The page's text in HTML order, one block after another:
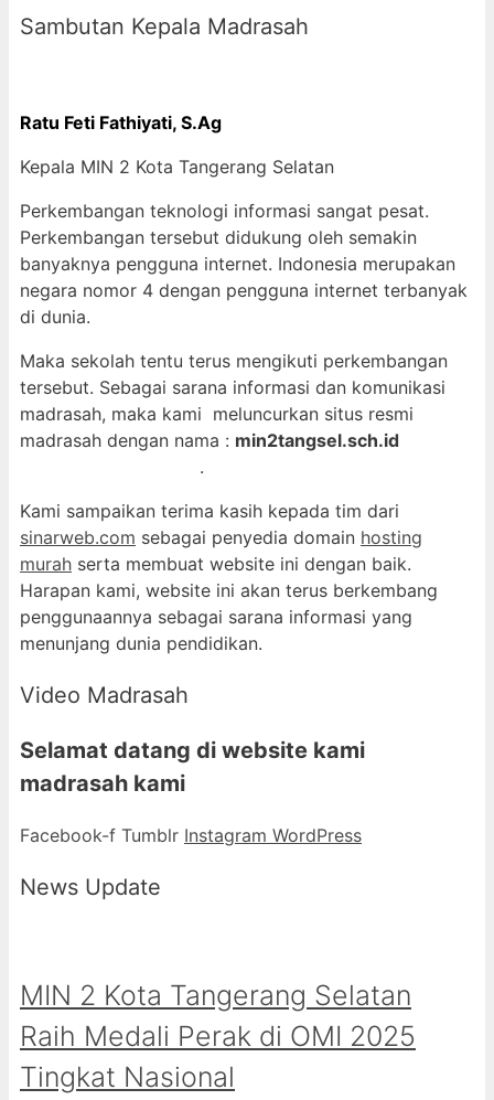
Sambutan Kepala Madrasah
Ratu Feti Fathiyati, S.Ag
Kepala MIN 2 Kota Tangerang Selatan
Perkembangan teknologi informasi sangat pesat.
Perkembangan tersebut didukung oleh semakin
banyaknya pengguna internet. Indonesia merupakan
negara nomor 4 dengan pengguna internet terbanyak
di dunia.
Maka sekolah tentu terus mengikuti perkembangan
tersebut. Sebagai sarana informasi dan komunikasi
madrasah, maka kami meluncurkan situs resmi
madrasah dengan nama : min2tangsel.sch.id
.
Kami sampaikan terima kasih kepada tim dari
sinarweb.com sebagai penyedia domain hosting
murah serta membuat website ini dengan baik.
Harapan kami, website ini akan terus berkembang
penggunaannya sebagai sarana informasi yang
menunjang dunia pendidikan.
Video Madrasah
Selamat datang di website kami
madrasah kami
Facebook-f Tumblr Instagram WordPress
News Update
MIN 2 Kota Tangerang Selatan
Raih Medali Perak di OMI 2025
Tingkat Nasional